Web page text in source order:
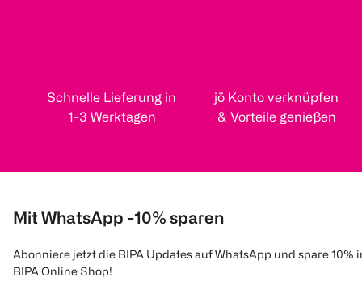
Schnelle Lieferung in
1-3 Werktagen
jö Konto verknüpfen
& Vorteile genießen
Mit WhatsApp -10% sparen
Abonniere jetzt die BIPA Updates auf WhatsApp und spare 10%
BIPA Online Shop!